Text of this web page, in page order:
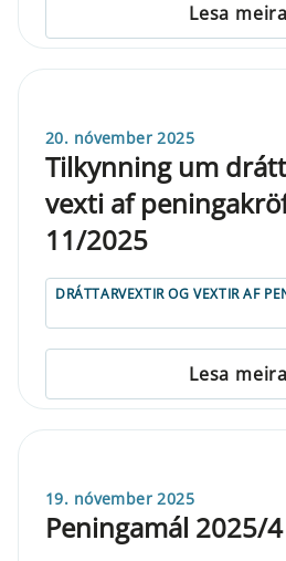
Lesa meira
20. nóvember 2025
Tilkynning um
vexti af
11/2025
DRÁTTARVEXTIR OG VEXTIR AF
Lesa meira
19. nóvember 2025
Peningamál 2025/4